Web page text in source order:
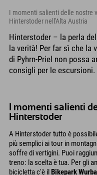
I momenti salienti delle nostre
Hinterstoder nell'Alta Austria
Hinterstoder – la perla
la verità! Per far sì che la
di Pyhrn-Priel non possa
consigli per le escursioni.
I momenti salienti
Hinterstoder
A Hinterstoder tutto è
più semplici ai tour in
soffre di vertigini. Puoi
treno: la scelta è tua. Per gli
bicicletta c'è ilBikepark